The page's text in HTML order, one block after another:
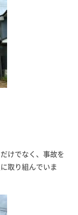
けでなく、事故を
取り組んでいま